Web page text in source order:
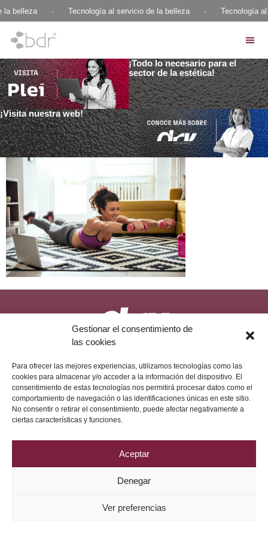
Gestionar el consentimiento de
las cookies
Para ofrecer las mejores experiencias, utilizamos tecnologías como las
cookies para almacenar y/o acceder a la información del dispositivo. El
consentimiento de estas tecnologías nos permitirá procesar datos como el
comportamiento de navegación o las identificaciones únicas en este sitio.
No consentir o retirar el consentimiento, puede afectar negativamente a
ciertas características y funciones.
Aceptar
Denegar
Ver preferencias
la belleza · Tecnología al servicio de la belleza · Tecnología
¡Todo lo necesario para el
sector de la estética!
¡Visita nuestra web!
2026 © Grupo DRV Phytolab